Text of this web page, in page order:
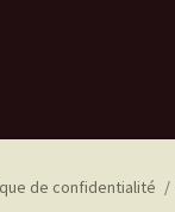
de confidentialité